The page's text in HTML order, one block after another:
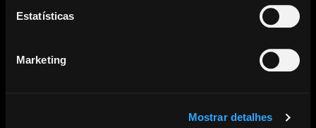
Estatísticas
Marketing
Mostrar detalhes
PARTILHAR